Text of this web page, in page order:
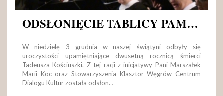
ODSŁONIĘCIE TABLICY PAMIĄTKOWEJ
W niedzielę 3 grudnia w naszej świątyni odbyły się
uroczystości upamiętniające dwusetną rocznicą śmierci
Tadeusza Kościuszki. Z tej racji z inicjatywy Pani Marszałek
Marii Koc oraz Stowarzyszenia Klasztor Węgrów Centrum
Dialogu Kultur została odsłon…